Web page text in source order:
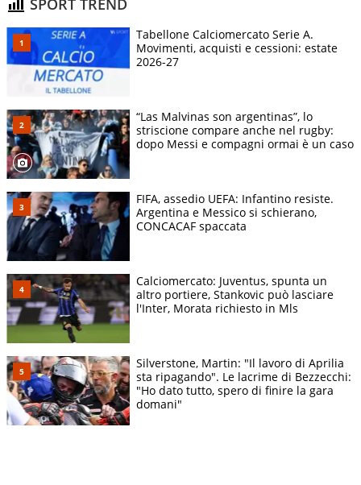
SPORT TREND
Tabellone Calciomercato Serie A.
Movimenti, acquisti e cessioni: estate
2026-27
“Las Malvinas son argentinas”, lo
striscione compare anche nel rugby:
dopo Messi e compagni ormai è un caso
FIFA, assedio UEFA: Infantino resiste.
Argentina e Messico si schierano,
CONCACAF spaccata
Calciomercato: Juventus, spunta un
altro portiere, Stankovic può lasciare
l'Inter, Morata richiesto in Mls
Silverstone, Martin: "Il lavoro di Aprilia
sta ripagando". Le lacrime di Bezzecchi:
"Ho dato tutto, spero di finire la gara
domani"